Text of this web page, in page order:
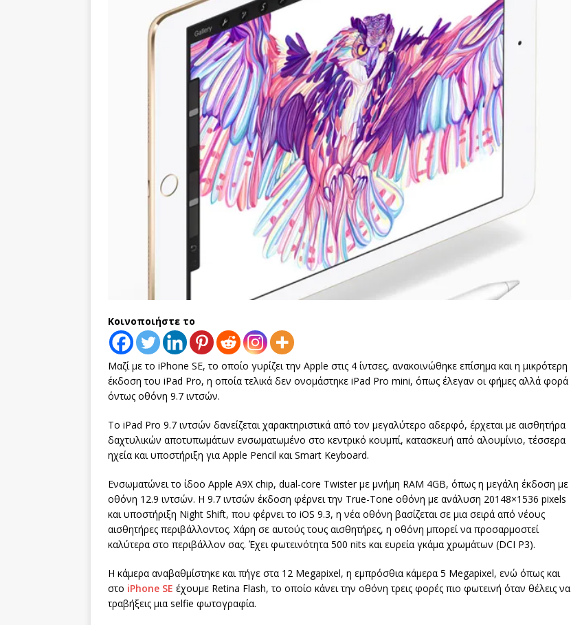
[ 20 Απριλίου, 2021 ]
Bitcoin: Απαγόρευση λειτουργίας κέντρου εξόρυξης στην Κίνα
BUSINESS
Κοινοποιήστε το
Μαζί με το iPhone SE, το οποίο γυρίζει την Apple στις 4 ίντσες, ανακοινώθηκε επίσημα και η μικρότερη
έκδοση του iPad Pro, η οποία τελικά δεν ονομάστηκε iPad Pro mini, όπως έλεγαν οι φήμες αλλά φορά
όντως οθόνη 9.7 ιντσών.
Το iPad Pro 9.7 ιντσών δανείζεται χαρακτηριστικά από τον μεγαλύτερο αδερφό, έρχεται με αισθητήρα
δαχτυλικών αποτυπωμάτων ενσωματωμένο στο κεντρικό κουμπί, κατασκευή από αλουμίνιο, τέσσερα
ηχεία και υποστήριξη για Apple Pencil και Smart Keyboard.
Ενσωματώνει το ίδοο Apple A9X chip, dual-core Twister με μνήμη RAM 4GB, όπως η μεγάλη έκδοση με
οθόνη 12.9 ιντσών. Η 9.7 ιντσών έκδοση φέρνει την True-Tone οθόνη με ανάλυση 20148×1536 pixels
και υποστήριξη Night Shift, που φέρνει το iOS 9.3, η νέα οθόνη βασίζεται σε μια σειρά από νέους
αισθητήρες περιβάλλοντος. Χάρη σε αυτούς τους αισθητήρες, η οθόνη μπορεί να προσαρμοστεί
καλύτερα στο περιβάλλον σας. Έχει φωτεινότητα 500 nits και ευρεία γκάμα χρωμάτων (DCI P3).
Η κάμερα αναβαθμίστηκε και πήγε στα 12 Megapixel, η εμπρόσθια κάμερα 5 Megapixel, ενώ όπως και
στο iPhone SE έχουμε Retina Flash, το οποίο κάνει την οθόνη τρεις φορές πιο φωτεινή όταν θέλεις να
τραβήξεις μια selfie φωτογραφία.